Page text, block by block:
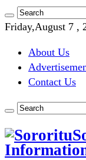
Friday,August 7 ,
About Us
Contact Us